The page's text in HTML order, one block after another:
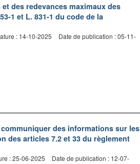
des redevances maximaux des
1 et L. 831-1 du code de la
: 14-10-2025
Date de publication : 05-11-
des informations sur les
des articles 7.2 et 33 du règlement
: 25-06-2025
Date de publication : 12-07-